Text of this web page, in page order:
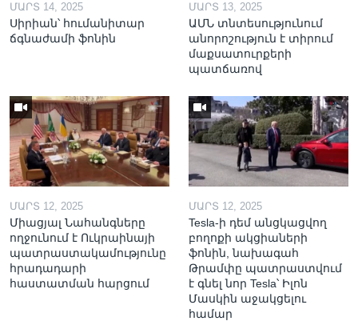
ՄԱՐՏ 14, 2025
Սիրիան՝ հումանիտար
ճգնաժամի ֆոնին
ՄԱՐՏ 13, 2025
ԱՄՆ տնտեսությունում
անորոշություն է տիրում
մաքսատուրքերի
պատճառով
ՄԱՐՏ 12, 2025
Միացյալ Նահանգները
ողջունում է Ուկրաինայի
պատրաստակամությունը
հրադադարի
հաստատման հարցում
ՄԱՐՏ 12, 2025
Tesla-ի դեմ անցկացվող
բողոքի ակցիաների
ֆոնին, նախագահ
Թրամփը պատրաստվում
է գնել նոր Tesla՝ Իլոն
Մասկին աջակցելու
համար